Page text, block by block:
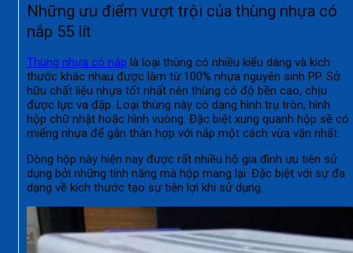
Những ưu điểm vượt trội của thùng nhựa có
nắp 55 lít
Thùng nhựa có nắp là loại thùng có nhiều kiểu dáng và kích
thước khác nhau được làm từ 100% nhựa nguyên sinh PP. Sở
hữu chất liệu nhựa tốt nhất nên thùng có độ bền cao, chịu
được lực va đập. Loại thùng này có dạng hình trụ tròn, hình
hộp chữ nhật hoặc hình vuông. Đặc biệt xung quanh hộp sẽ có
miếng nhựa để gắn thân hợp với nắp một cách vừa vặn nhất.
Dòng hộp này hiện nay được rất nhiều hộ gia đình ưu tiên sử
dụng bởi những tính năng mà hộp mang lại. Đặc biệt với sự đa
dạng về kích thước tạo sự tiện lợi khi sử dụng.